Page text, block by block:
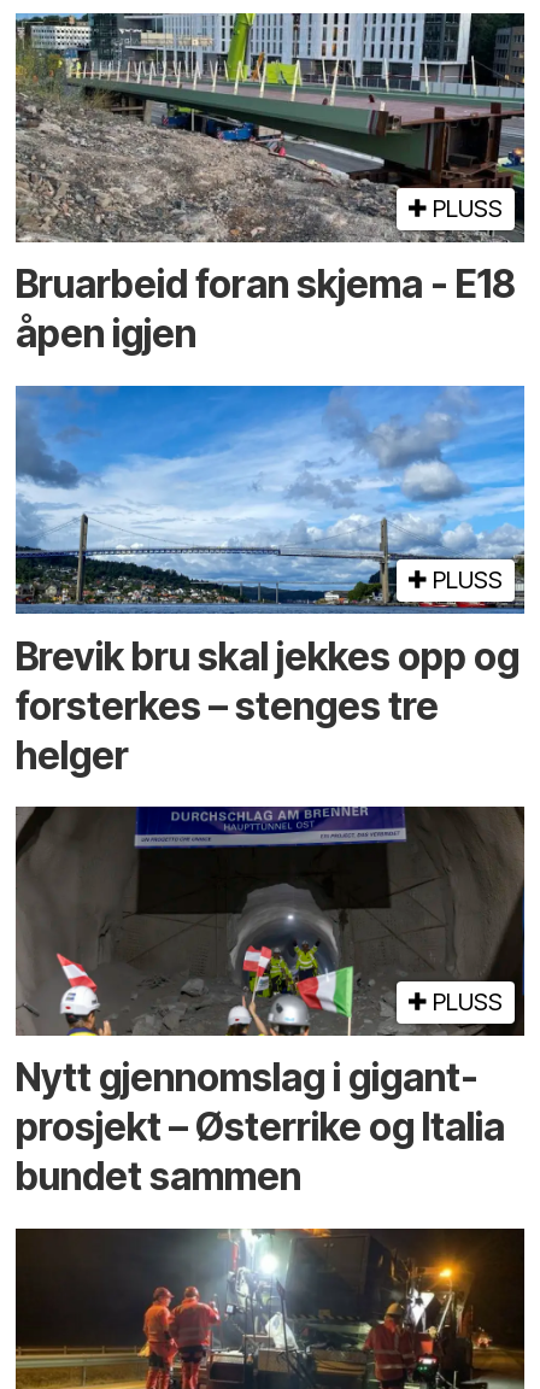
PLUSS
Bruarbeid foran skjema - E18
åpen igjen
PLUSS
Brevik bru skal jekkes opp og
forsterkes – stenges tre
helger
PLUSS
Nytt gjennomslag i gigant­
prosjekt – Østerrike og Italia
bundet sammen